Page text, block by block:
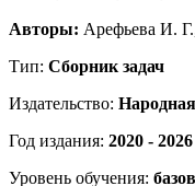
Авторы: Арефьева И.
Тип: Сборник задач
Издательство:
Год издания: 2020 - 2026
Уровень обучения: